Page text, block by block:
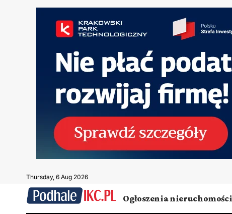
Thursday, 6 Aug 2026
Ogłoszenia nieruchomości